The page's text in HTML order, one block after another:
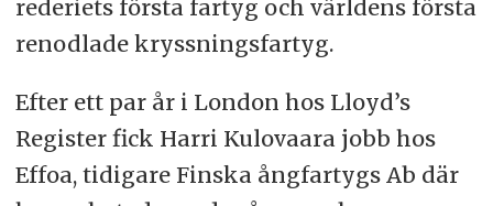
rederiets första fartyg och världens första
renodlade kryssningsfartyg.
Efter ett par år i London hos Lloyd’s
Register fick Harri Kulovaara jobb hos
Effoa, tidigare Finska ångfartygs Ab där